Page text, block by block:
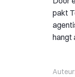
pakt
hangt
Auteur: